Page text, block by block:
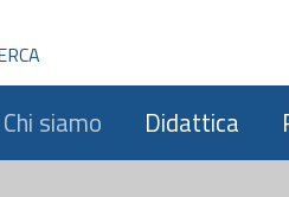
Chi siamo Didattica